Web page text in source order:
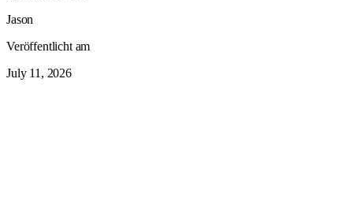
Jason
Veröffentlicht am
July 11, 2026